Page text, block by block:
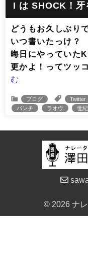
I は SHOCK！牙
どうもお久しぶり
いつ書いたっ
晦日にやっていた
更かよ！ってツッ
む
ブログ Twitter
パンチ
ラオウ 世
© 2026 ナ